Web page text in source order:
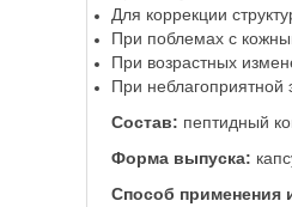
Для коррекции
При поблемах с
При возрастных
При
Состав: пептидный
Форма выпуска:
Способ применения